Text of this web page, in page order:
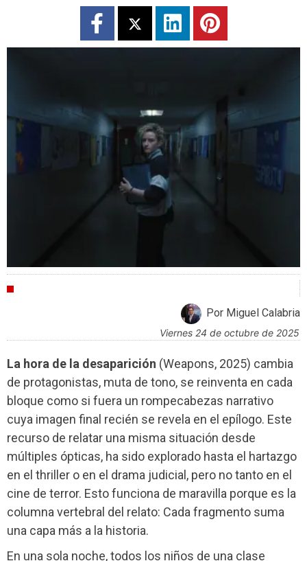
Por Miguel Calabria
viernes 24 de octubre de 2025
La hora de la desaparición (Weapons, 2025) cambia
de protagonistas, muta de tono, se reinventa en cada
bloque como si fuera un rompecabezas narrativo
cuya imagen final recién se revela en el epílogo. Este
recurso de relatar una misma situación desde
múltiples ópticas, ha sido explorado hasta el hartazgo
en el thriller o en el drama judicial, pero no tanto en el
cine de terror. Esto funciona de maravilla porque es la
columna vertebral del relato: Cada fragmento suma
una capa más a la historia.
En una sola noche, todos los niños de una clase